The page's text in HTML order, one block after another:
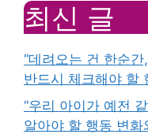
최신 글
“데려오는 건 한순
반드시 체크해야 할
“우리 아이가 예전
알아야 할 행동 변화